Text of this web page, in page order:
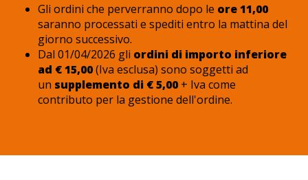
Gli ordini che perverranno dopo le ore 11,00
saranno processati e spediti entro la mattina del
giorno successivo.
Dal 01/04/2026 gli ordini di importo inferiore
ad € 15,00(Iva esclusa) sono soggetti ad
un supplemento di € 5,00 + Iva come
contributo per la gestione dell'ordine.